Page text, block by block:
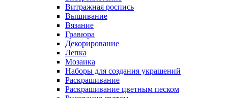
Витражная роспись
Вышивание
Вязание
Гравюра
Декорирование
Лепка
Мозаика
Наборы для создания украшений
Раскрашивание
Раскрашивание цветным песком